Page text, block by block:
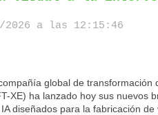
a las 12:15:46
global de transformación
XE) ha lanzado hoy sus nuevos
diseñados para la fabricación